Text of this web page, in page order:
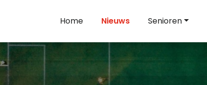
Home Nieuws Senioren